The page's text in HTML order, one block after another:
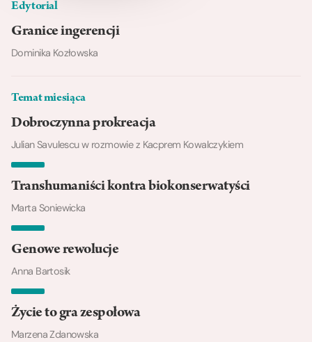
Edytorial
Granice ingerencji
Dominika Kozłowska
Temat miesiąca
Dobroczynna prokreacja
Julian Savulescu w rozmowie z Kacprem Kowalczykiem
Transhumaniści kontra biokonserwatyści
Marta Soniewicka
Genowe rewolucje
Anna Bartosik
Życie to gra zespołowa
Marzena Zdanowska